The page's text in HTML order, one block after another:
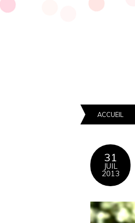
ACCUEIL
31
JUIL
2013